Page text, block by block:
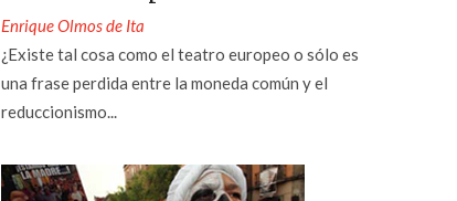
Enrique Olmos de Ita
¿Existe tal cosa como el teatro europeo o sólo es
una frase perdida entre la moneda común y el
reduccionismo...